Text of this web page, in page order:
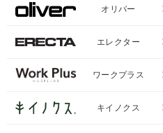
オリバー
エレクター
ワークプラス
キイノクス